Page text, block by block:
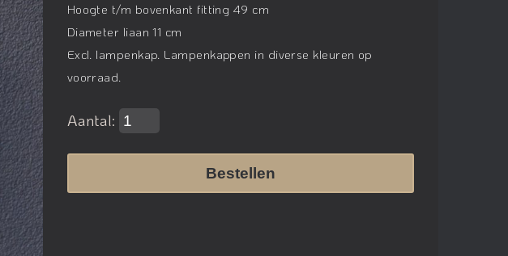
Hoogte t/m bovenkant fitting 49 cm
Diameter liaan 11 cm
Excl. lampenkap. Lampenkappen in diverse kleuren op
voorraad.
Aantal:
Bestellen